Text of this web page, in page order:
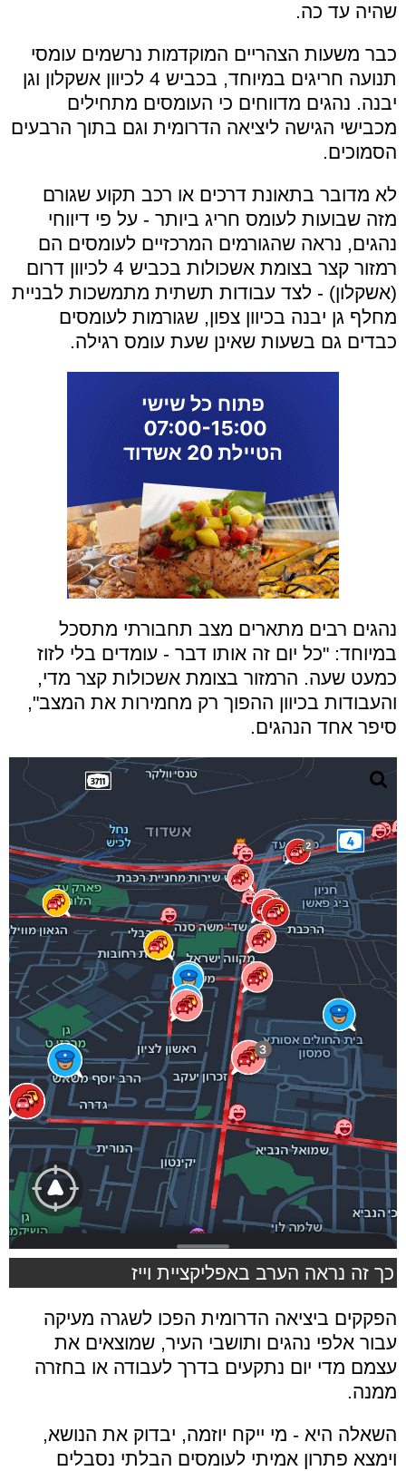
שהיה עד כה.
כבר משעות הצהריים המוקדמות נרשמים עומסי
תנועה חריגים במיוחד, בכביש 4 לכיוון אשקלון וגן
יבנה. נהגים מדווחים כי העומסים מתחילים
מכבישי הגישה ליציאה הדרומית וגם בתוך הרבעים
הסמוכים.
לא מדובר בתאונת דרכים או רכב תקוע שגורם
מזה שבועות לעומס חריג ביותר - על פי דיווחי
נהגים, נראה שהגורמים המרכזיים לעומסים הם
רמזור קצר בצומת אשכולות בכביש 4 לכיוון דרום
(אשקלון) - לצד עבודות תשתית מתמשכות לבניית
מחלף גן יבנה בכיוון צפון, שגורמות לעומסים
כבדים גם בשעות שאינן שעת עומס רגילה.
נהגים רבים מתארים מצב תחבורתי מתסכל
במיוחד: "כל יום זה אותו דבר - עומדים בלי לזוז
כמעט שעה. הרמזור בצומת אשכולות קצר מדי,
והעבודות בכיוון ההפוך רק מחמירות את המצב",
סיפר אחד הנהגים.
כך זה נראה הערב באפליקציית וייז
הפקקים ביציאה הדרומית הפכו לשגרה מעיקה
עבור אלפי נהגים ותושבי העיר, שמוצאים את
עצמם מדי יום נתקעים בדרך לעבודה או בחזרה
ממנה.
השאלה היא - מי ייקח יוזמה, יבדוק את הנושא,
וימצא פתרון אמיתי לעומסים הבלתי נסבלים